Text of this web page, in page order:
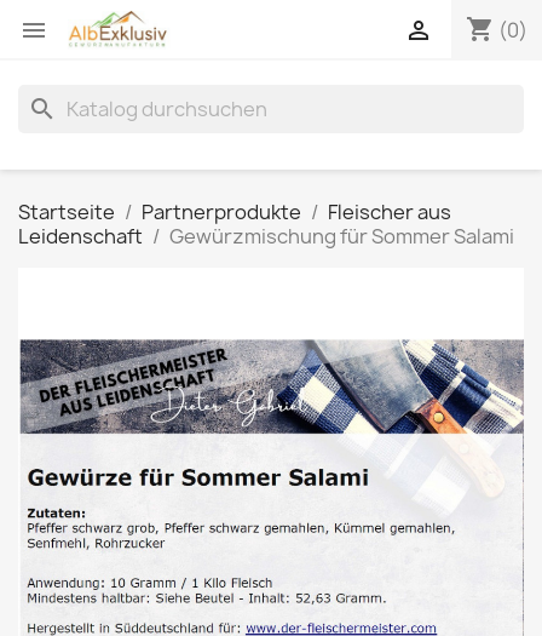
 shopping_cart (0)

search
Startseite Partnerprodukte
Fleischer aus
Leidenschaft
Gewürzmischung für Sommer Salami